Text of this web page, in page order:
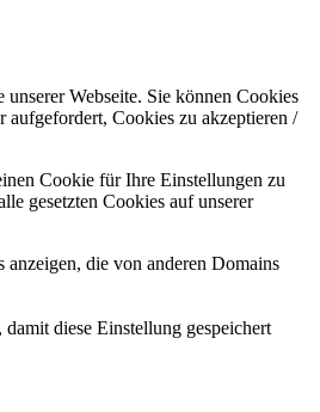
Webseite. Sie können Cookies
aufgefordert, Cookies zu akzeptieren /
Cookie für Ihre Einstellungen zu
gesetzten Cookies auf unserer
die von anderen Domains
diese Einstellung gespeichert